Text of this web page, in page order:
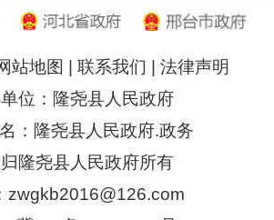
站地图 联系我们
法律声明
位：隆尧县人民政府
：隆尧县人民政府.政务
隆尧县人民政府所有
zwgkb2016@126.com